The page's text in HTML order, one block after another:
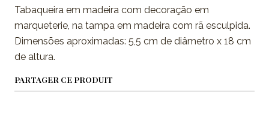
Tabaqueira em madeira com decoração em
marqueterie, na tampa em madeira com rã esculpida.
Dimensões aproximadas: 5,5 cm de diâmetro x 18 cm
de altura.
PARTAGER CE PRODUIT